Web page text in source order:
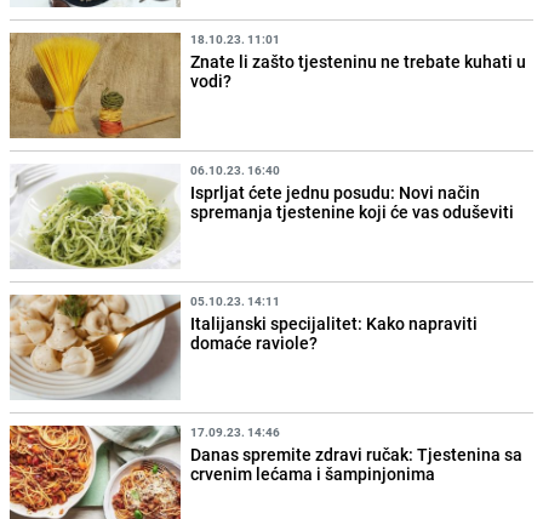
18.10.23. 11:01
Znate li zašto tjesteninu ne trebate kuhati u
vodi?
06.10.23. 16:40
Isprljat ćete jednu posudu: Novi način
spremanja tjestenine koji će vas oduševiti
05.10.23. 14:11
Italijanski specijalitet: Kako napraviti
domaće raviole?
17.09.23. 14:46
Danas spremite zdravi ručak: Tjestenina sa
crvenim lećama i šampinjonima